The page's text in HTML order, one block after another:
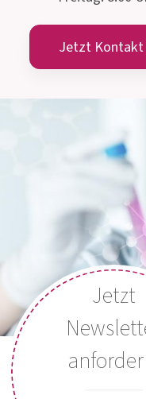
+43 (0)
+49 (0)
DEUTSCHLAND
BERATUNG
Montag bis
Freitag: 8:00
Jetzt